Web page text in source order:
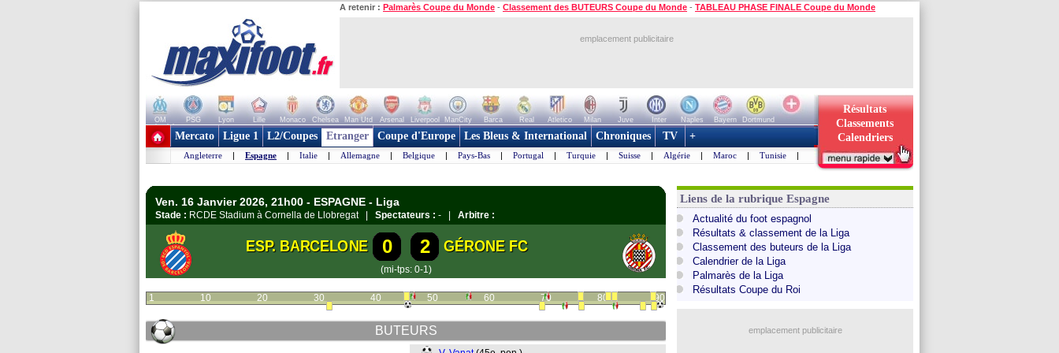
A retenir : Palmarès Coupe du Monde - Classement des BUTEURS Coupe du Monde - TABLEAU PHASE FINALE Coupe du Monde
emplacement publicitaire
OM PSG Lyon Lille Monaco Chelsea Man Utd Arsenal Liverpool ManCity Barca Real Atletico Milan Juve Inter Naples Bayern
Dortmund
+ de clubs
Résultats
Classements
Calendriers
Mercato Ligue 1 L2/Coupes Etranger Coupe d'Europe Les Bleus & International Chroniques TV +
Angleterre | Espagne | Italie | Allemagne | Belgique | Pays-Bas | Portugal | Turquie | Suisse | Algérie | Maroc | Tunisie |
Ven. 16 Janvier 2026, 21h00 - ESPAGNE - Liga
Stade : RCDE Stadium à Cornella de Llobregat | Spectateurs : - | Arbitre :
ESP. BARCELONE 0 2 GÉRONE FC
(mi-tps: 0-1)
1 10 20 30 40 50 60 70 80 90
BUTEURS
Liens de la rubrique Espagne
Actualité du foot espagnol
Résultats & classement de la Liga
Classement des buteurs de la Liga
Calendrier de la Liga
Palmarès de la Liga
Résultats Coupe du Roi
emplacement publicitaire